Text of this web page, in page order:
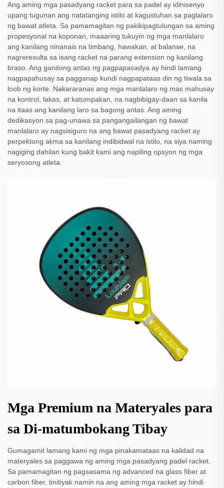
Ang aming mga pasadyang racket para sa padel ay idinisenyo
upang tugunan ang natatanging istilo at kagustuhan sa paglalaro
ng bawat atleta. Sa pamamagitan ng pakikipagtulungan sa aming
propesyonal na koponan, maaaring tukuyin ng mga manlalaro
ang kanilang ninanais na timbang, hawakan, at balanse, na
nagreresulta sa isang racket na parang extension ng kanilang
braso. Ang ganitong antas ng pagpapasadya ay hindi lamang
nagpapahusay sa pagganap kundi nagpapataas din ng tiwala sa
loob ng korte. Nakararanas ang mga manlalaro ng mas mahusay
na kontrol, lakas, at katumpakan, na nagbibigay-daan sa kanila
na itaas ang kanilang laro sa bagong antas. Ang aming
dedikasyon sa pag-unawa sa pangangailangan ng bawat
manlalaro ay nagsisiguro na ang bawat pasadyang racket ay
perpektong akma sa kanilang indibidwal na istilo, na siya naming
nagiging dahilan kung bakit kami ang napiling opsyon ng mga
seryosong atleta.
Mga Premium na Materyales para
sa Di-matumbokang Tibay
Gumagamit lamang kami ng mga pinakamataas na kalidad na
materyales sa paggawa ng aming mga pasadyang padel racket.
Sa pamamagitan ng pagsasama ng advanced na glass fiber at
carbon fiber, tinitiyak namin na ang aming mga racket ay hindi